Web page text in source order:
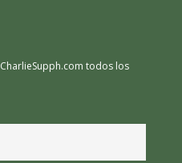
CharlieSupph.com todos los